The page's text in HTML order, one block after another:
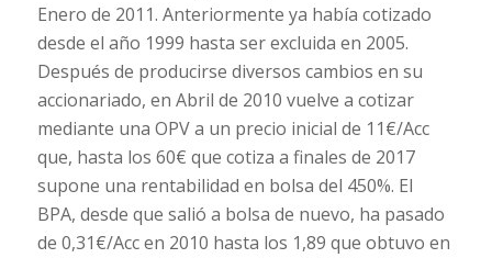
Enero de 2011. Anteriormente ya había cotizado
desde el año 1999 hasta ser excluida en 2005.
Después de producirse diversos cambios en su
accionariado, en Abril de 2010 vuelve a cotizar
mediante una OPV a un precio inicial de 11€/Acc
que, hasta los 60€ que cotiza a finales de 2017
supone una rentabilidad en bolsa del 450%. El
BPA, desde que salió a bolsa de nuevo, ha pasado
de 0,31€/Acc en 2010 hasta los 1,89 que obtuvo en